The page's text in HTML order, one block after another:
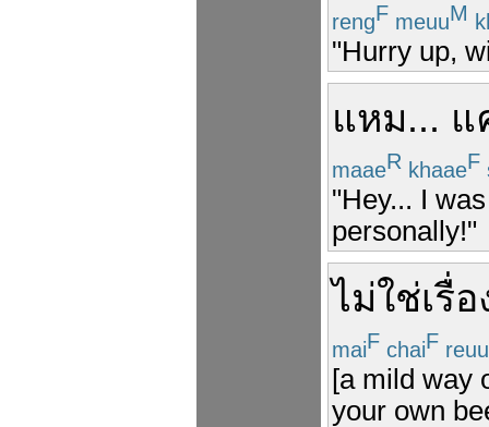
rengF meuuM
"Hurry up,
แหม... แ
maaeR khaaeF
"Hey... I
personally!"
ไม่ใช่เรื่อ
maiF chaiF
[a mild way
your own